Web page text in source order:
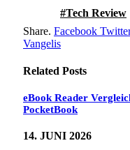
Tech Review
Share. Facebook
Vangelis
Related Posts
eBook Reader
PocketBook
14. JUNI 2026